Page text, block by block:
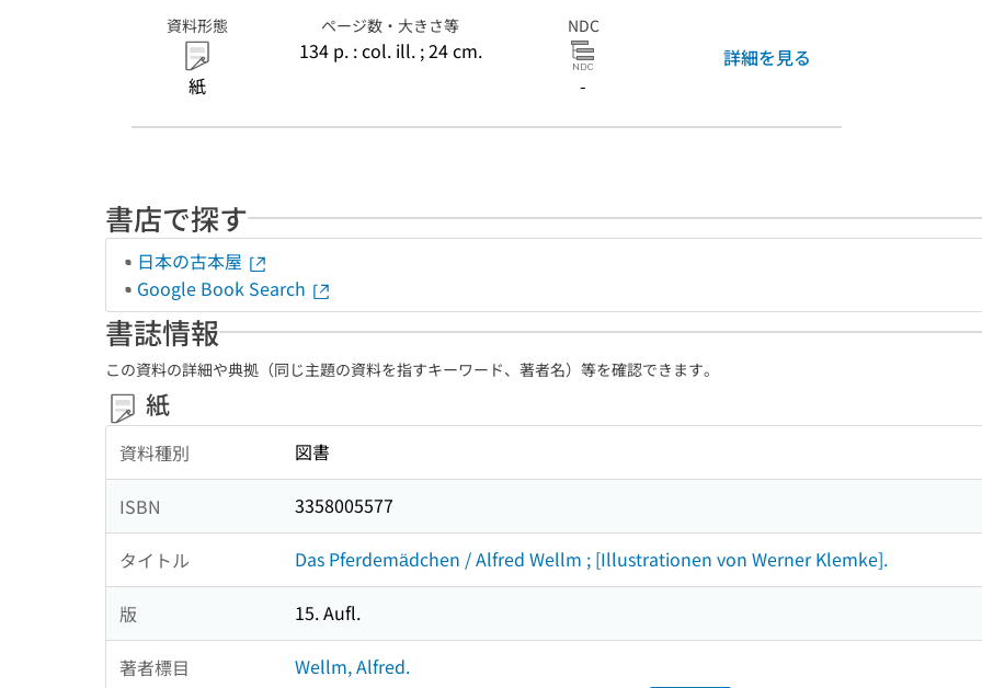
資料形態
紙
ページ数・大きさ等
134 p. : col. ill. ; 24 cm.
NDC
-
詳細を見る
書店で探す
日本の古本屋
Google Book Search
書誌情報
この資料の詳細や典拠（同じ主題の資料を指すキーワード、著者名）等を確認できます。
紙
資料種別 図書
ISBN 3358005577
タイトル Das Pferdemädchen / Alfred Wellm ; [Illustrationen von Werner Klemke].
版 15. Aufl.
著者標目
Wellm, Alfred.